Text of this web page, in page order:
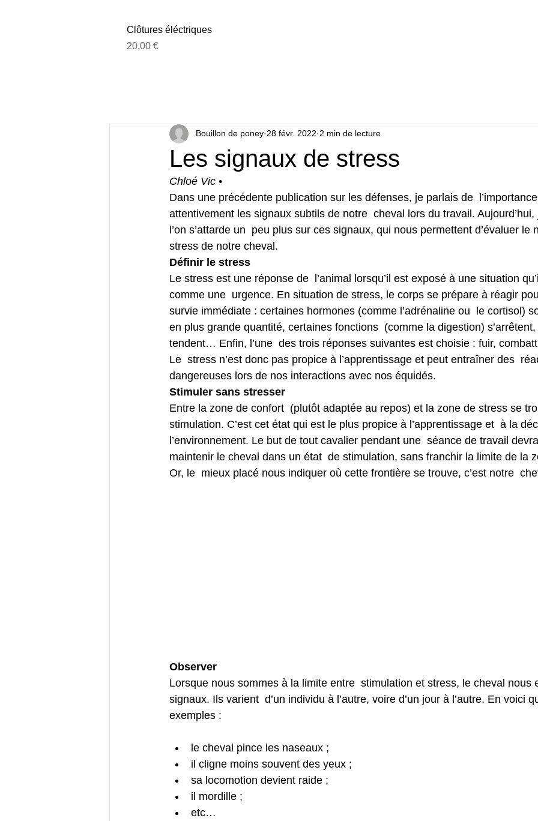
Clôtures éléctriques
Prix
20,00 €
Les signaux de stress
Bouillon de poney 28 févr. 2022 2 min de lecture
Chloé Vic •
Dans une précédente publication sur les défenses, je parlais de
attentivement les signaux subtils de notre  cheval lors du travail. Aujourd’hui,
l’on s’attarde un  peu plus sur ces signaux, qui nous permettent d’évaluer le
stress de notre cheval.
Définir le stress
Le stress est une réponse de  l’animal lorsqu’il est exposé à une situation
comme une  urgence. En situation de stress, le corps se prépare à réagir
survie immédiate : certaines hormones (comme l’adrénaline ou  le cortisol)
en plus grande quantité, certaines fonctions  (comme la digestion)
tendent… Enfin, l’une  des trois réponses suivantes est choisie : fuir,
Le  stress n’est donc pas propice à l’apprentissage et peut entraîner des
dangereuses lors de nos interactions avec nos équidés.
Stimuler sans stresser
Entre la zone de confort  (plutôt adaptée au repos) et la zone de stress se
stimulation. C’est cet état qui est le plus propice à l’apprentissage et  à la
l’environnement. Le but de tout cavalier pendant une  séance de travail
maintenir le cheval dans un état  de stimulation, sans franchir la limite de la
Or, le  mieux placé nous indiquer où cette frontière se trouve, c’est notre
Observer
Lorsque nous sommes à la limite entre  stimulation et stress, le cheval nous
signaux. Ils varient  d’un individu à l’autre, voire d’un jour à l’autre. En voici
exemples :
le cheval pince les naseaux ;
il cligne moins souvent des yeux ;
sa locomotion devient raide ;
il mordille ;
etc…